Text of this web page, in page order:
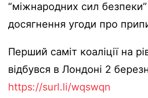
“міжнародних сил безпеки”
досягнення угоди про
Перший саміт коаліції на
відбувся в Лондоні 2
https://surl.li/wqswqn